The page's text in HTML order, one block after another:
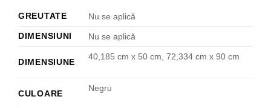
GREUTATE
Nu se aplică
DIMENSIUNI
Nu se aplică
DIMENSIUNE
40,185 cm x 50 cm, 72,334 cm x 90 cm
CULOARE
Negru